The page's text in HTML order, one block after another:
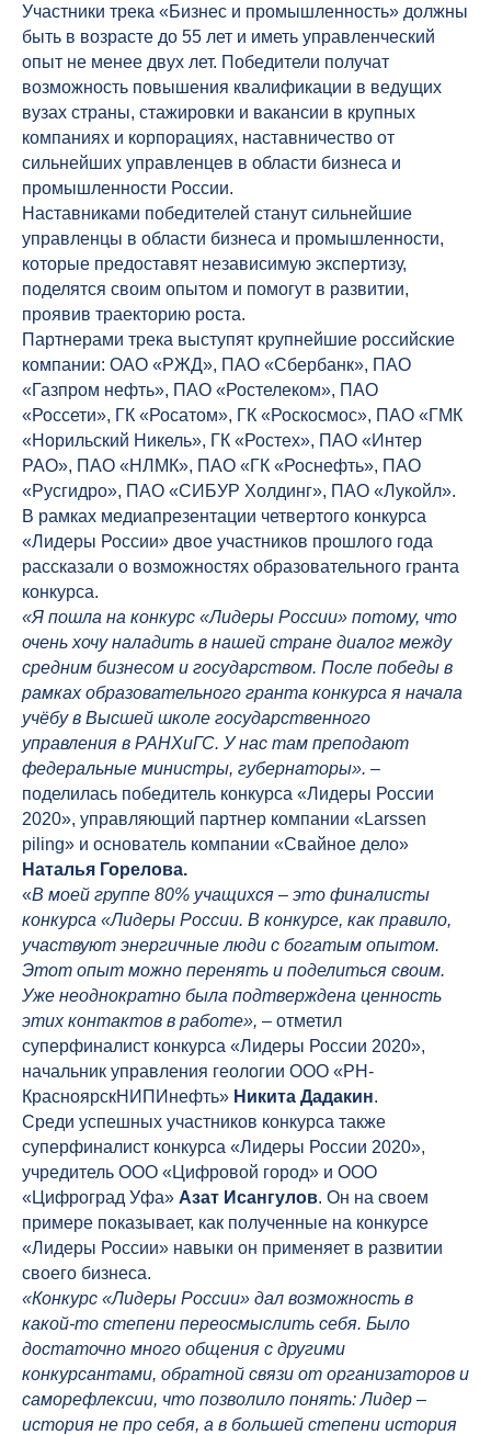
Участники трека «Бизнес и промышленность» должны
быть в возрасте до 55 лет и иметь управленческий
опыт не менее двух лет. Победители получат
возможность повышения квалификации в ведущих
вузах страны, стажировки и вакансии в крупных
компаниях и корпорациях, наставничество от
сильнейших управленцев в области бизнеса и
промышленности России.
Наставниками победителей станут сильнейшие
управленцы в области бизнеса и промышленности,
которые предоставят независимую экспертизу,
поделятся своим опытом и помогут в развитии,
проявив траекторию роста.
Партнерами трека выступят крупнейшие российские
компании: ОАО «РЖД», ПАО «Сбербанк», ПАО
«Газпром нефть», ПАО «Ростелеком», ПАО
«Россети», ГК «Росатом», ГК «Роскосмос», ПАО «ГМК
«Норильский Никель», ГК «Ростех», ПАО «Интер
РАО», ПАО «НЛМК», ПАО «ГК «Роснефть», ПАО
«Русгидро», ПАО «СИБУР Холдинг», ПАО «Лукойл».
В рамках медиапрезентации четвертого конкурса
«Лидеры России» двое участников прошлого года
рассказали о возможностях образовательного гранта
конкурса.
«Я пошла на конкурс «Лидеры России» потому, что
очень хочу наладить в нашей стране диалог между
средним бизнесом и государством. После победы в
рамках образовательного гранта конкурса я начала
учёбу в Высшей школе государственного
управления в РАНХиГС. У нас там преподают
федеральные министры, губернаторы». –
поделилась победитель конкурса «Лидеры России
2020», управляющий партнер компании «Larssen
piling» и основатель компании «Свайное дело»
Наталья Горелова.
«В моей группе 80% учащихся – это финалисты
конкурса «Лидеры России. В конкурсе, как правило,
участвуют энергичные люди с богатым опытом.
Этот опыт можно перенять и поделиться своим.
Уже неоднократно была подтверждена ценность
этих контактов в работе», – отметил
суперфиналист конкурса «Лидеры России 2020»,
начальник управления геологии ООО «РН-
КрасноярскНИПИнефть» Никита Дадакин.
Среди успешных участников конкурса также
суперфиналист конкурса «Лидеры России 2020»,
учредитель ООО «Цифровой город» и ООО
«Цифроград Уфа» Азат Исангулов. Он на своем
примере показывает, как полученные на конкурсе
«Лидеры России» навыки он применяет в развитии
своего бизнеса.
«Конкурс «Лидеры России» дал возможность в
какой-то степени переосмыслить себя. Было
достаточно много общения с другими
конкурсантами, обратной связи от организаторов и
саморефлексии, что позволило понять: Лидер –
история не про себя, а в большей степени история